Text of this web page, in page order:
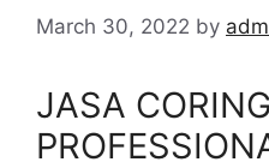
March 30, 2022 by
JASA